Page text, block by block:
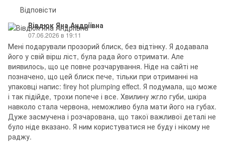
Відповісти
Вівдюк Яна Андріївна
07.06.2026 в 19:11
Мені подарували прозорий блиск, без відтінку. Я додавала
його у свій вірш ліст, була рада його отримати. Але
виявилось, що це повне розчарування. Ніде на сайті не
позначено, що цей блиск пече, тільки при отриманні на
упаковці напис: firey hot plumping effect. Я подумала, що може
і так підійде, трохи попече і все. Хвилину жгло губи, шкіра
навколо стала червона, неможливо була мати його на губах.
Дуже засмучена і розчарована, що такої важливої деталі не
було ніде вказано. Я ним користуватися не буду і нікому не
раджу.